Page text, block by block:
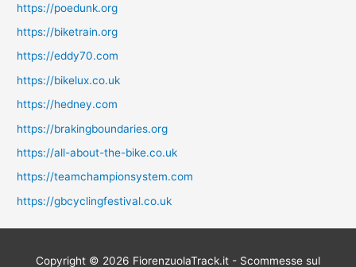
https://poedunk.org
https://biketrain.org
https://eddy70.com
https://bikelux.co.uk
https://hedney.com
https://brakingboundaries.org
https://all-about-the-bike.co.uk
https://teamchampionsystem.com
https://gbcyclingfestival.co.uk
Copyright © 2026 FiorenzuolaTrack.it - Scommesse sul